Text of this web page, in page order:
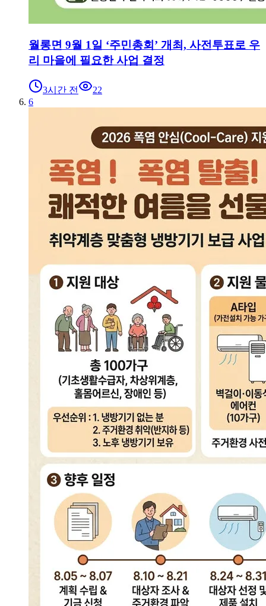
월롱면 9월 1일 ‘주민총회’ 개최, 사전투표로 우
리 마을에 필요한 사업 결정
3시간 전
22
6